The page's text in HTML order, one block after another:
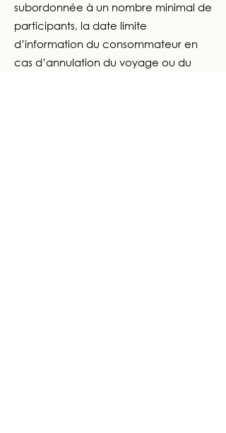
subordonnée à un nombre minimal de
participants, la date limite
d’information du consommateur en
cas d’annulation du voyage ou du